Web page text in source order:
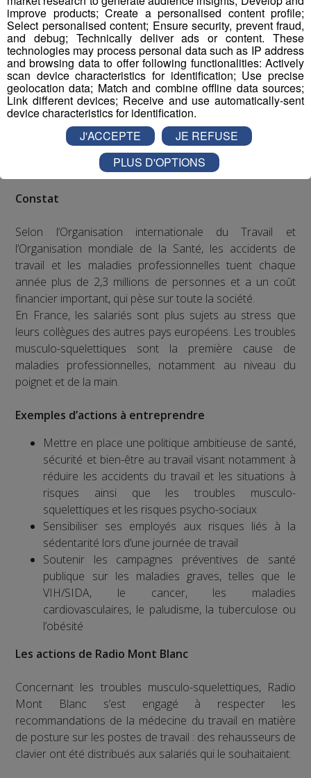
Constat
Selon l’Organisation internationale du Travail et
l’Organisation mondiale de la Santé, les accidents de
travail et les maladies professionnelles tuent chaque
année plus de 2,3 millions de personnes et a un coût
financier important, qui pèse sur toute la société.
En France, les salariés sont plus sujets au stress que
leurs collègues des autres pays européens. Les troubles
musculo-squelettiques sont la première cause de
maladies professionnelles, notamment au niveau du
poignet et de la main.
Exemples d’actions à entreprendre
Mettre en place une politique ambitieuse de santé,
sécurité et bien-être au travail visant notamment à
réduire les accidents du travail et les situations à
risques ainsi que les troubles musculo-
squelettiques et les risques psycho-sociaux
Sensibiliser ses employés aux risques liés à la
sédentarité lors d’une journée de travail
Soutenir les campagnes préventives de santé
publique sur les maladies graves, telles que le
VIH/SIDA, le cancer, les maladies
cardiovasculaires, le paludisme, la tuberculose ou
l’obésité
Les actions de Radio Mont Blanc
Concernant les troubles musculo-squelettiques, Radio
Mont Blanc s’est engagé à respecter les
recommandations de la médecine du travail en matière
de posture sur les postes de travail : des rehausseurs de
clavier ont été distribués aux salariés qui le souhaitaient.
improve products; Create a personalised content profile;
Select personalised content; Ensure security, prevent fraud,
and debug; Technically deliver ads or content. These
technologies may process personal data such as IP address
and browsing data to offer following functionalities: Actively
scan device characteristics for identification; Use precise
geolocation data; Match and combine offline data sources;
Link different devices; Receive and use automatically-sent
device characteristics for identification.
J'ACCEPTE
JE REFUSE
PLUS D'OPTIONS